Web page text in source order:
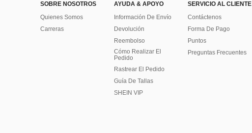
SOBRE NOSOTROS
Quienes Somos
Carreras
AYUDA & APOYO
Información De Envío
Devolución
Reembolso
Cómo Realizar El
Pedido
Rastrear El Pedido
Guía De Tallas
SHEIN VIP
SERVICIO AL CLIENTE
Contáctenos
Forma De Pago
Puntos
Preguntas Frecuentes